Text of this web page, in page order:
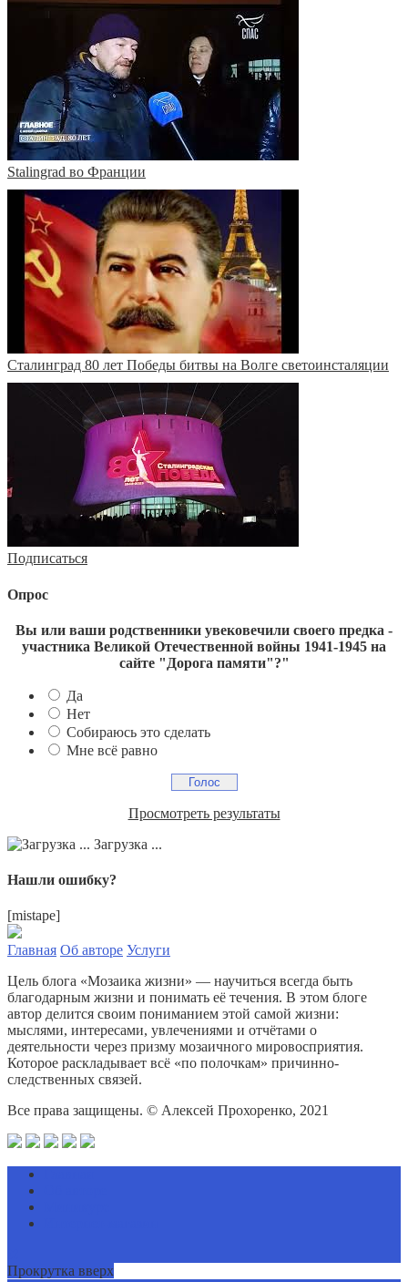
Stalingrad во Франции
Сталинград 80 лет Победы битвы на Волге светоинсталяции
Подписаться
Опрос
Вы или ваши родственники увековечили своего предка -
участника Великой Отечественной войны 1941-1945 на
сайте "Дорога памяти"?"
Да
Нет
Собираюсь это сделать
Мне всё равно
Просмотреть результаты
Загрузка ...
Нашли ошибку?
[mistape]
Главная Об авторе Услуги
Цель блога «Мозаика жизни» — научиться всегда быть
благодарным жизни и понимать её течения. В этом блоге
автор делится своим пониманием этой самой жизни:
мыслями, интересами, увлечениями и отчётами о
деятельности через призму мозаичного мировосприятия.
Которое раскладывает всё «по полочкам» причинно-
следственных связей.
Все права защищены. © Алексей Прохоренко, 2021
Прокрутка вверх